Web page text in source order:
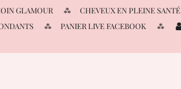
GLAMOUR
CHEVEUX EN PLEINE SANTÉ
PANIER LIVE FACEBOOK